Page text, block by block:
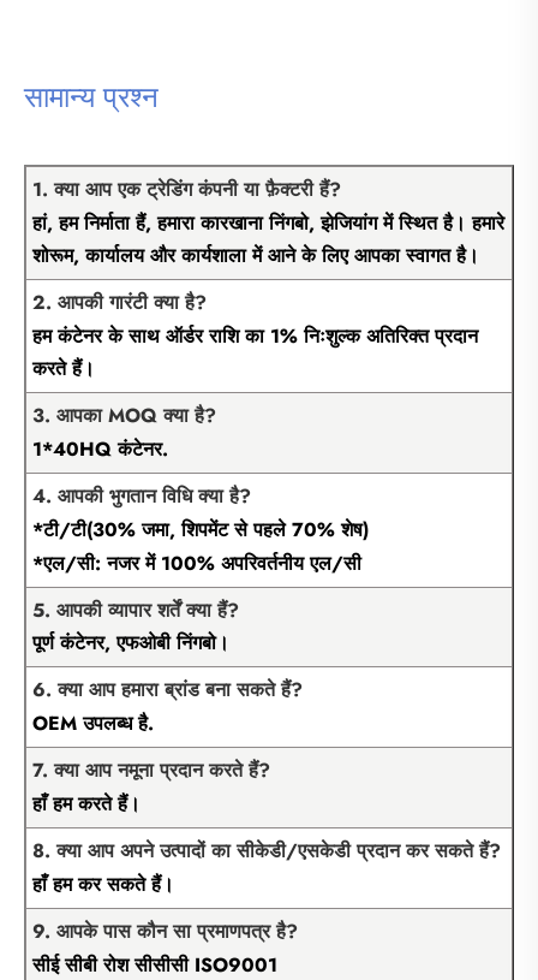
सामान्य प्रश्न
1. क्या आप एक ट्रेडिंग कंपनी या फ़ैक्टरी हैं?
हां, हम निर्माता हैं, हमारा कारखाना निंगबो, झेजियांग में स्थित है। हमारे
शोरूम, कार्यालय और कार्यशाला में आने के लिए आपका स्वागत है।
2. आपकी गारंटी क्या है?
हम कंटेनर के साथ ऑर्डर राशि का 1% निःशुल्क अतिरिक्त प्रदान
करते हैं।
3. आपका MOQ क्या है?
1*40HQ कंटेनर.
4. आपकी भुगतान विधि क्या है?
*टी/टी(30% जमा, शिपमेंट से पहले 70% शेष)
*एल/सी: नजर में 100% अपरिवर्तनीय एल/सी
5. आपकी व्यापार शर्तें क्या हैं?
पूर्ण कंटेनर, एफओबी निंगबो।
6. क्या आप हमारा ब्रांड बना सकते हैं?
OEM उपलब्ध है.
7. क्या आप नमूना प्रदान करते हैं?
हाँ हम करते हैं।
8. क्या आप अपने उत्पादों का सीकेडी/एसकेडी प्रदान कर सकते हैं?
हाँ हम कर सकते हैं।
9. आपके पास कौन सा प्रमाणपत्र है?
सीई सीबी रोश सीसीसी ISO9001